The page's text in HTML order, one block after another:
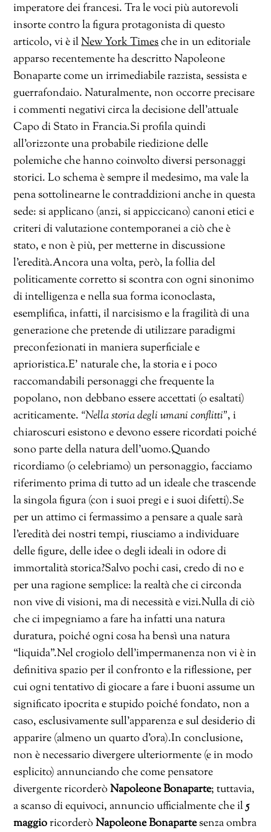
imperatore dei francesi. Tra le voci più autorevoli
insorte contro la figura protagonista di questo
articolo, vi è ilNew York Timesche in un editoriale
apparso recentemente ha descritto Napoleone
Bonaparte come un irrimediabile razzista, sessista e
guerrafondaio. Naturalmente, non occorre precisare
i commenti negativi circa la decisione dell’attuale
Capo di Stato in Francia.Si profila quindi
all’orizzonte una probabile riedizione delle
polemiche che hanno coinvolto diversi personaggi
storici. Lo schema è sempre il medesimo, ma vale la
pena sottolinearne le contraddizioni anche in questa
sede: si applicano (anzi, si appiccicano) canoni etici e
criteri di valutazione contemporanei a ciò che è
stato, e non è più, per metterne in discussione
l’eredità.Ancora una volta, però, la follia del
politicamente corretto si scontra con ogni sinonimo
di intelligenza e nella sua forma iconoclasta,
esemplifica, infatti, il narcisismo e la fragilità di una
generazione che pretende di utilizzare paradigmi
preconfezionati in maniera superficiale e
aprioristica.E’ naturale che, la storia e i poco
raccomandabili personaggi che frequente la
popolano, non debbano essere accettati (o esaltati)
acriticamente. “Nella storia degli umani conflitti”, i
chiaroscuri esistono e devono essere ricordati poiché
sono parte della natura dell’uomo.Quando
ricordiamo (o celebriamo) un personaggio, facciamo
riferimento prima di tutto ad un ideale che trascende
la singola figura (con i suoi pregi e i suoi difetti).Se
per un attimo ci fermassimo a pensare a quale sarà
l’eredità dei nostri tempi, riusciamo a individuare
delle figure, delle idee o degli ideali in odore di
immortalità storica?Salvo pochi casi, credo di no e
per una ragione semplice: la realtà che ci circonda
non vive di visioni, ma di necessità e vizi.Nulla di ciò
che ci impegniamo a fare ha infatti una natura
duratura, poiché ogni cosa ha bensì una natura
“liquida”.Nel crogiolo dell’impermanenza non vi è in
definitiva spazio per il confronto e la riflessione, per
cui ogni tentativo di giocare a fare i buoni assume un
significato ipocrita e stupido poiché fondato, non a
caso, esclusivamente sull’apparenza e sul desiderio di
apparire (almeno un quarto d’ora).In conclusione,
non è necessario divergere ulteriormente (e in modo
esplicito) annunciando che come pensatore
divergente ricorderòNapoleone Bonaparte; tuttavia,
a scanso di equivoci, annuncio ufficialmente che il5
maggioricorderòNapoleone Bonapartesenza ombra